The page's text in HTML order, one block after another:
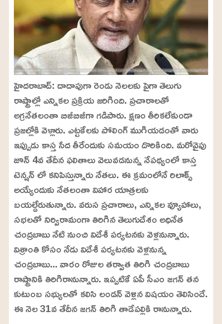
హైదరాబాద్: దాదాపుగా రెండు నెలలకు పైగా తెలుగు
రాష్ట్రాల్లో ఎన్నికల ప్రక్రియ జరిగింది. ప్రచారాలతో
అగ్రనేతలంతా బిజీబిజీగా గడిపారు. క్షణం తీరికలేకుండా
ప్రజల్లోకి వెళ్లారు. ఎట్టకేలకు పోలింగ్ ముగియడంతో వారు
ఇప్పుడు కాస్త సేద తీరేందుకు సమయం దొరికింది. మరోవైపు
జూన్ 4వ తేదీన ఫలితాలు వెలువడనున్న నేపథ్యంలో కాస్త
టెన్షన్ లో కనిపిస్తున్నారు నేతలు. ఈ క్రమంలోనే రిలాక్స్
అయ్యేందుకు నేతలంతా విహార యాత్రలకు
బయల్దేరుతున్నారు. వరుస ప్రచారాలు, ఎన్నికల వ్యూహాలు,
సభలతో నిర్విరామంగా తిరిగిన తెలుగుదేశం అధినేత
చంద్రబాబు నేటి నుంచి విదేశీ పర్యటనకు వెళ్లనున్నారు.
విశ్రాంతి కోసం నేడు విదేశీ పర్యటనకు వెళ్లనున్న
చంద్రబాబు... వారం రోజుల తర్వాత తిరిగి చంద్రబాబు
రాష్ట్రానికి తిరిగిరానున్నారు. ఇప్పటికే ఏపీ సీఎం జగన్ తన
కుటుంబ సభ్యులతో కలిసి లండన్ వెళ్లిన విషయం తెలిసిందే.
ఈ నెల 31వ తేదీన జగన్‌ తిరిగి తాడేపల్లికి రానున్నారు.